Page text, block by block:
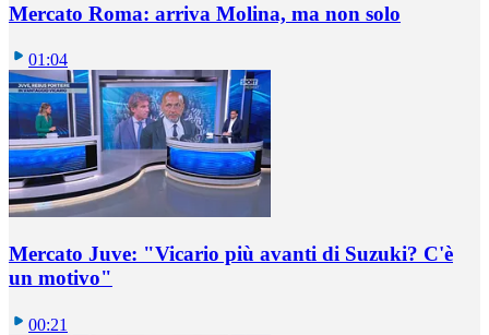
Mercato Roma: arriva Molina, ma non solo
01:04
Mercato Juve: "Vicario più avanti di Suzuki? C'è
un motivo"
00:21